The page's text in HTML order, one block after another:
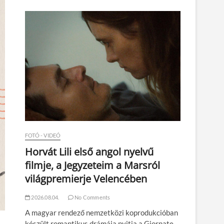
FOTÓ - VIDEÓ
Horvát Lili első angol nyelvű
filmje, a Jegyzeteim a Marsról
világpremierje Velencében
2026.08.04. No Comments
A magyar rendező nemzetközi koprodukcióban